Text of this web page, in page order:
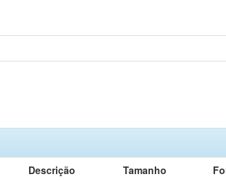
Descrição Tamanho